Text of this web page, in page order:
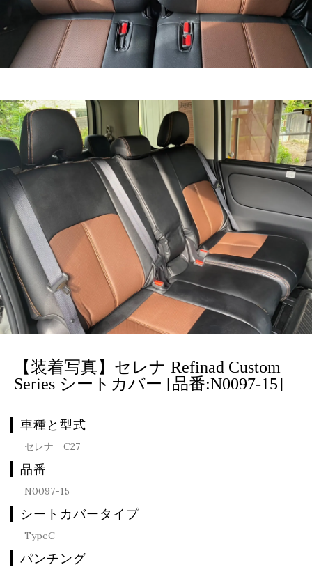
【装着写真】セレナ Refinad Custom
Series シートカバー [品番:N0097-15]
車種と型式
セレナ C27
品番
N0097-15
シートカバータイプ
TypeC
パンチング